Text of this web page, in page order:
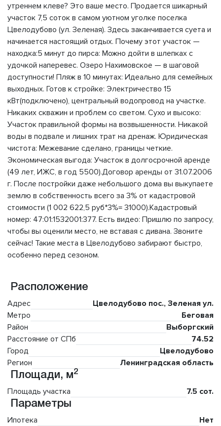
утреннем клеве? Это ваше место. Продается шикарный
участок 7,5 соток в самом уютном уголке поселка
Цвелодубово (ул. Зеленая). Здесь заканчивается суета и
начинается настоящий отдых. Почему этот участок —
находка:5 минут до пирса: Можно дойти в шлепках с
удочкой наперевес. Озеро Нахимовское — в шаговой
доступности! Пляж в 10 минутах: Идеально для семейных
выходных. Готов к стройке: Электричество 15
кВт(подключено), центральный водопровод на участке.
Никаких скважин и проблем со светом. Сухо и высоко:
Участок правильной формы на возвышенности. Никакой
воды в подвале и лишних трат на дренаж. Юридическая
чистота: Межевание сделано, границы четкие.
Экономическая выгода: Участок в долгосрочной аренде
(49 лет, ИЖС, в год 5500).Договор аренды от 31.07.2006
г. После постройки даже небольшого дома вы выкупаете
землю в собственность всего за 3% от кадастровой
стоимости (1 002 622,5 руб*3%= 31000).Кадастровый
номер: 47:01:1532001:377. Есть видео: Пришлю по запросу,
чтобы вы оценили место, не вставая с дивана. Звоните
сейчас! Такие места в Цвелодубово забирают быстро,
особенно перед сезоном.
Расположение
Адрес
Цвелодубово пос., Зеленая ул.
Метро
Беговая
Район
Выборгский
Расстояние от СПб
74.52
Город
Цвелодубово
Регион
Ленинградская область
Площади, м2
Площадь участка
7.5 сот.
Параметры
Ипотека
Нет